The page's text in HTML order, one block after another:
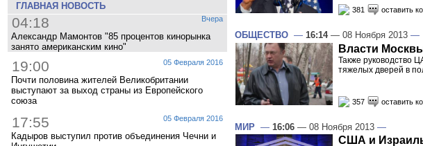
ГЛАВНАЯ НОВОСТЬ
Вчера
04:18
Александр Мамонтов "85 процентов кинорынка
занято американским кино"
05 Февраля 2016
19:00
Почти половина жителей Великобритании
выступают за выход страны из Европейского
союза
05 Февраля 2016
17:55
Кадыров выступил против объединения Чечни и
381 оставить
ОБЩЕСТВО — 16:14— 08 Ноября 2013 —
Власти
Также руководство
тяжелых дверей в
357 оставить
МИР — 16:06 — 08 Ноября 2013 —
США и